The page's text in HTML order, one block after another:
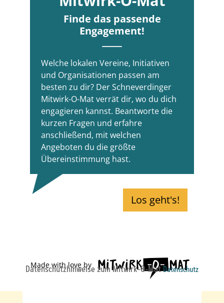
Datenschutzhinweise zum Mitwirk-O-MatDatenschutz